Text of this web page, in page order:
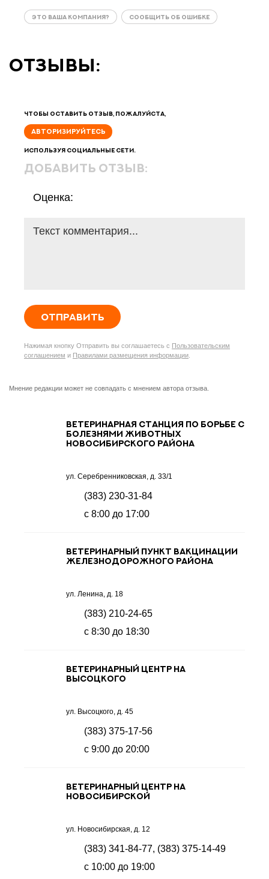
ЭТО ВАША КОМПАНИЯ? СООБЩИТЬ ОБ ОШИБКЕ
отзывы:
Чтобы оставить отзыв, пожалуйста,
АВТОРИЗИРУЙТЕСЬ
используя социальные сети.
добавить отзыв:
Оценка:
ОТПРАВИТЬ
Нажимая кнопку Отправить вы соглашаетесь с Пользовательским
соглашением и Правилами размещения информации
Мнение редакции может не совпадать с мнением автора отзыва.
Ветеринарная станция по борьбе с
болезнями животных
Новосибирского района
ул. Серебренниковская, д. 33/1
(383) 230-31-84
с 8:00 до 17:00
Ветеринарный пункт вакцинации
Железнодорожного района
ул. Ленина, д. 18
(383) 210-24-65
с 8:30 до 18:30
Ветеринарный центр на
Высоцкого
ул. Высоцкого, д. 45
(383) 375-17-56
с 9:00 до 20:00
Ветеринарный центр на
Новосибирской
ул. Новосибирская, д. 12
(383) 341-84-77, (383) 375-14-49
с 10:00 до 19:00